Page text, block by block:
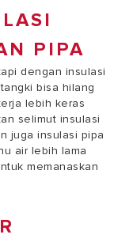
PIPA
dengan insulasi
bisa hilang
lebih keras
selimut insulasi
juga insulasi pipa
air lebih lama
memanaskan